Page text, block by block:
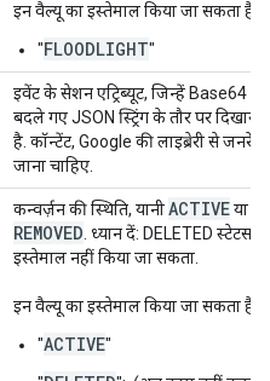
इन वैल्यू का इस्तेमाल किया जा सकता है:
"FLOODLIGHT"
इवेंट के सेशन एट्रिब्यूट, जिन्हें Base64
बदले गए JSON स्ट्रिंग के तौर पर दिखाया
है. कॉन्टेंट, Google की लाइब्रेरी से जनरेट
जाना चाहिए.
कन्वर्ज़न की स्थिति, यानीACTIVEया
REMOVED . ध्यान दें: DELETED स्टेटस
इस्तेमाल नहीं किया जा सकता.
इन वैल्यू का इस्तेमाल किया जा सकता है:
"ACTIVE"